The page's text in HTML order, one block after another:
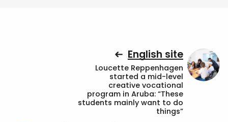
English site
Loucette Reppenhagen
started a mid-level
creative vocational
program in Aruba: “These
students mainly want to do
things”